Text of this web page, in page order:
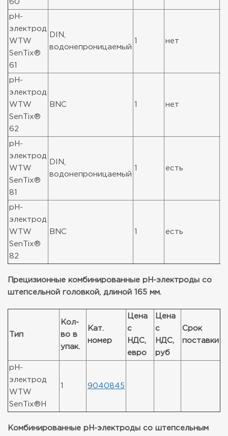
60
pH-
электрод
WTW
SenTix®
61
DIN,
водонепроницаемый
нет
pH-
электрод
WTW
SenTix®
62
BNC нет
pH-
электрод
WTW
SenTix®
81
DIN,
водонепроницаемый
есть
pH-
электрод
WTW
SenTix®
82
BNC есть
Прецизионные комбинированные pH-электроды со
штепсельной головкой, длиной 165 мм.
Тип
Кол-
во в
упак.
Кат.
номер
Цена
с
НДС,
евро
Цена
с
НДС,
руб
Срок
поставки
pH-
электрод
WTW
SenTix®H
9040845
Комбинированные pH-электроды со штепсельным